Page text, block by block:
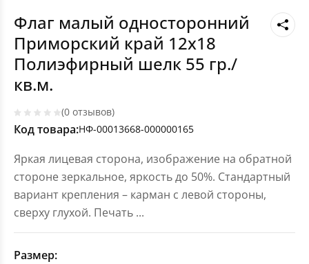
Флаг малый односторонний
Приморский край 12х18
Полиэфирный шелк 55 гр./
кв.м.
(0 отзывов)
Код товара:НФ-00013668-000000165
Яркая лицевая сторона, изображение на обратной
стороне зеркальное, яркость до 50%. Стандартный
вариант крепления – карман с левой стороны,
сверху глухой. Печать ...
Размер: